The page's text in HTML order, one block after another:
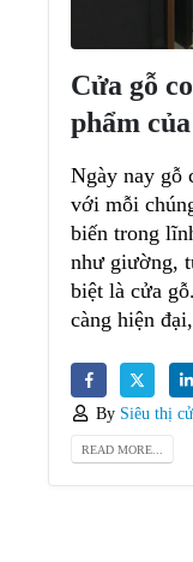
Cửa gỗ
phẩm
Ngày nay gỗ
với mỗi
biến trong
như giường,
biệt là cửa
càng hiện
By Siêu thị
READ MORE...